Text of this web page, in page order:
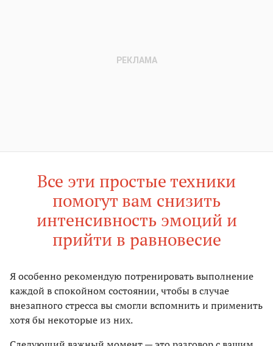
Все эти простые техники
помогут вам снизить
интенсивность эмоций и
прийти в равновесие
Я особенно рекомендую потренировать выполнение
каждой в спокойном состоянии, чтобы в случае
внезапного стресса вы смогли вспомнить и применить
хотя бы некоторые из них.